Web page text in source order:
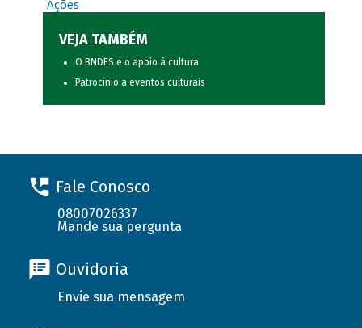
Ações
VEJA TAMBÉM
O BNDES e o apoio à cultura
Patrocínio a eventos culturais
Fale Conosco
08007026337
Mande sua pergunta
Ouvidoria
Envie sua mensagem